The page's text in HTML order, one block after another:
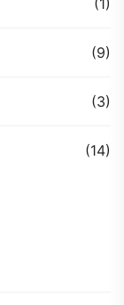
(1)
(9)
(3)
(14)